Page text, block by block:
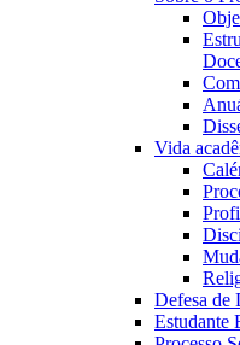
Vida
Defesa de
Estudante